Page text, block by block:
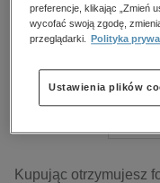
Wnętrze i Ogród.
Kupując otrzymujesz
preferencje, klikając „Zmień
wycofać swoją zgodę,
przeglądarki.
Polityka
Ustawienia plików